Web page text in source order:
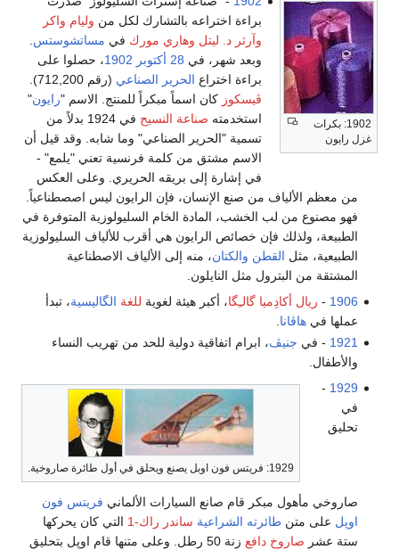
1902: بكرات
غزل رايون
براءة اختراعه بالتشارك لكل من وليام واكر
وآرثر د. ليتل وهاري مورك في مساتشوستس.
وبعد شهر، في 28 أكتوبر 1902، حصلوا على
براءة اختراع الحرير الصناعي (رقم 712,200).
ڤيسكوز كان اسماً مبكراً للمنتج. الاسم "رايون"
استخدمته صناعة النسيح
في 1924 بدلاً من
تسمية "الحرير الصناعي" وما شابه. وقد قيل أن
الاسم مشتق من كلمة فرنسية تعني "يلمع" -
في إشارة إلى بريقه الحريري. وعلى العكس
من معظم الألياف من صنع الإنسان، فإن الرايون ليس اصصطناعياً.
فهو مصنوع من لب الخشب، المادة الخام السليولوزية المتوفرة في
الطبيعة، ولذلك فإن خصائص الرايون هي أقرب للألياف السليولوزية
الطبيعية، مثل القطن والكتان، منه إلى الألياف الاصطناعية
المشتقة من البترول مثل النايلون.
1906
- ريال أكادِميا گالـِگا، أكبر هيئة لغوية للغة الگاليسية، تبدأ
عملها فيهاڤانا.
1921 - في جنيڤ، ابرام اتفاقية دولية للحد من تهريب النساء
والأطفال.
1929: فريتس فون اوبل يصنع ويحلق في أول طائرة صاروخية.
1929
-
في
تحليق
صاروخي مأهول مبكر قام صانع السيارات الألماني فريتس فون
اوپل على متنطائرته الشراعية ساندر راك-1
التي كان يحركها
ستة عشر صاروخ دافع زنة 50 رطل. وعلى متنها قام اوپل بتحليق